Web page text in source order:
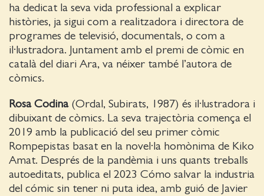
ha dedicat la seva vida professional a explicar
històries, ja sigui com a realitzadora i directora de
programes de televisió, documentals, o com a
il·lustradora. Juntament amb el premi de còmic en
català del diari Ara, va néixer també l’autora de
còmics.
Rosa Codina(Ordal, Subirats, 1987) és il·lustradora i
dibuixant de còmics. La seva trajectòria comença el
2019 amb la publicació del seu primer còmic
Rompepistas basat en la novel·la homònima de Kiko
Amat. Després de la pandèmia i uns quants treballs
autoeditats, publica el 2023 Cómo salvar la industria
del cómic sin tener ni puta idea, amb guió de Javier